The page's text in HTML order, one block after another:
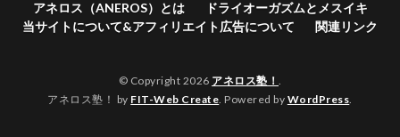
アネロス（ANEROS）とは
ドライオーガズムとメスイキ
当サイトについて&アフィリエイト広告について
関連リンク
© Copyright 2026 アネロス塾！
アネロス塾！ by FIT-Web Create . Powered by WordPress